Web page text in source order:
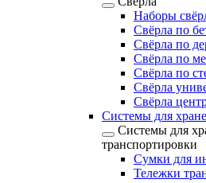
Наборы
Свёрла по
Свёрла по
Свёрла по
Свёрла по
Свёрла
Свёрла
Системы для
Системы для
транспортировки
Сумки для
Тележки